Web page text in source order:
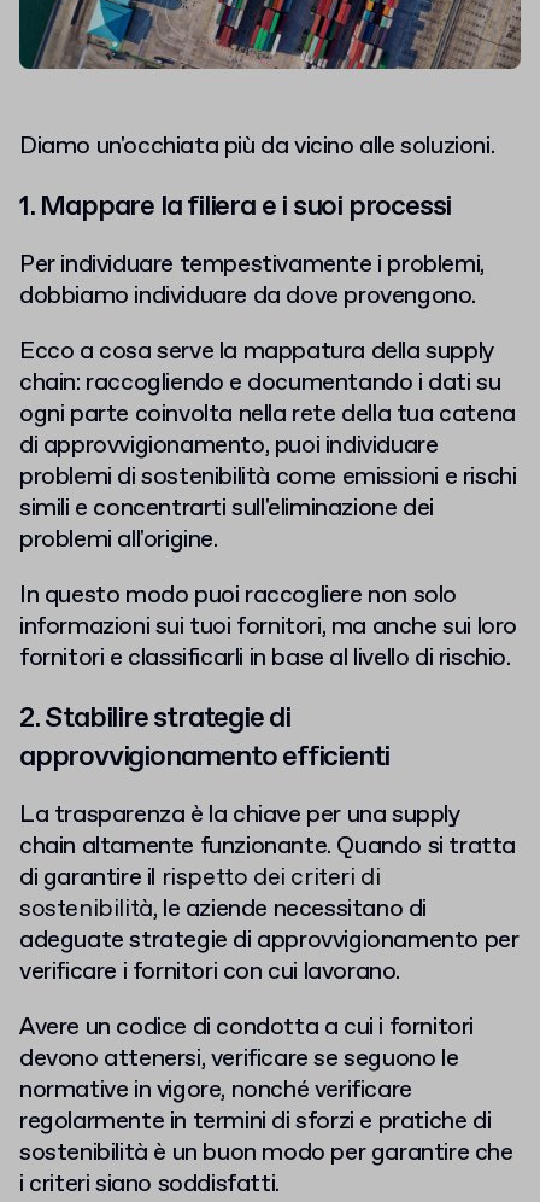
Diamo un'occhiata più da vicino alle soluzioni.
1. Mappare la filiera e i suoi processi
Per individuare tempestivamente i problemi,
dobbiamo individuare da dove provengono.
Ecco a cosa serve la mappatura della supply
chain: raccogliendo e documentando i dati su
ogni parte coinvolta nella rete della tua catena
di approvvigionamento, puoi individuare
problemi di sostenibilità come emissioni e rischi
simili e concentrarti sull'eliminazione dei
problemi all'origine.
In questo modo puoi raccogliere non solo
informazioni sui tuoi fornitori, ma anche sui loro
fornitori e classificarli in base al livello di rischio.
2. Stabilire strategie di
approvvigionamento efficienti
La trasparenza è la chiave per una supply
chain altamente funzionante. Quando si tratta
di garantire il rispetto dei criteri di
sostenibilità, le aziende necessitano di
adeguate strategie di approvvigionamento per
verificare i fornitori con cui lavorano.
Avere un codice di condotta a cui i fornitori
devono attenersi, verificare se seguono le
normative in vigore, nonché verificare
regolarmente in termini di sforzi e pratiche di
sostenibilità è un buon modo per garantire che
i criteri siano soddisfatti.